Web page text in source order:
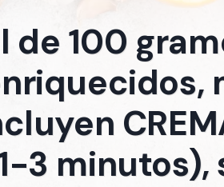
100
3 minutos),